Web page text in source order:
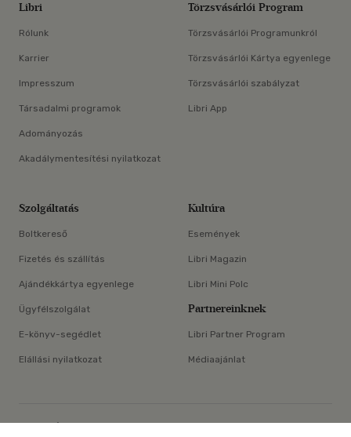
Libri
Rólunk
Karrier
Impresszum
Társadalmi programok
Adományozás
Akadálymentesítési nyilatkozat
Törzsvásárlói Program
Törzsvásárlói Programunkról
Törzsvásárlói Kártya egyenlege
Törzsvásárlói szabályzat
Libri App
Szolgáltatás
Boltkereső
Fizetés és szállítás
Ajándékkártya egyenlege
Ügyfélszolgálat
E-könyv-segédlet
Elállási nyilatkozat
Kultúra
Események
Libri Magazin
Libri Mini Polc
Partnereinknek
Libri Partner Program
Médiaajánlat